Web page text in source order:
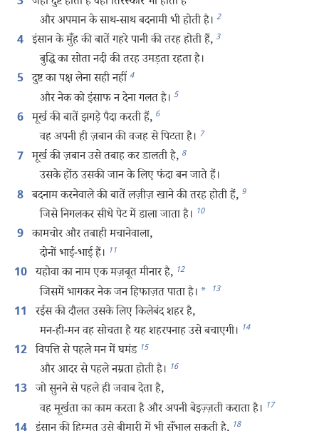
और अपमान के साथ-साथ बदनामी भी होती है। 2
4 इंसान के मुँह की बातें गहरे पानी की तरह होती हैं, 3
बुद्धि का सोता नदी की तरह उमड़ता रहता है।
5 दुष्ट का पक्ष लेना सही नहीं 4
और नेक को इंसाफ न देना गलत है। 5
6 मूर्ख की बातें झगड़े पैदा करती हैं, 6
वह अपनी ही ज़बान की वजह से पिटता है। 7
7 मूर्ख की ज़बान उसे तबाह कर डालती है, 8
उसके होंठ उसकी जान के लिए फंदा बन जाते हैं।
8 बदनाम करनेवाले की बातें लज़ीज़ खाने की तरह होती हैं, 9
जिसे निगलकर सीधे पेट में डाला जाता है। 10
9 कामचोर और तबाही मचानेवाला,
दोनों भाई-भाई हैं। 11
10 यहोवा का नाम एक मज़बूत मीनार है, 12
जिसमें भागकर नेक जन हिफाज़त पाता है। * 13
11
रईस की दौलत उसके लिए किलेबंद शहर है,
मन-ही-मन वह सोचता है यह शहरपनाह उसे बचाएगी। 14
12 विपत्ति से पहले मन में घमंड 15
और आदर से पहले नम्रता होती है। 16
13 जो सुनने से पहले ही जवाब देता है,
वह मूर्खता का काम करता है और अपनी बेइज़्ज़ती कराता है। 17
18